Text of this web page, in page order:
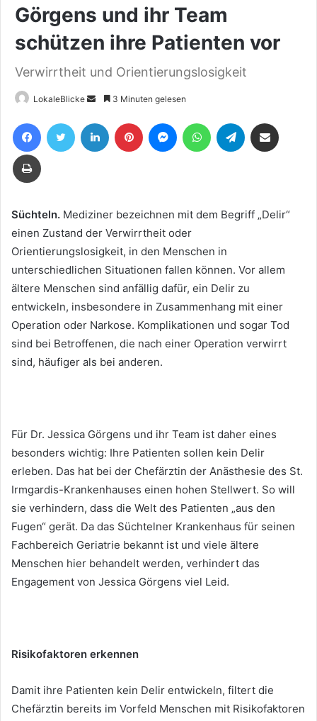
Görgens und ihr Team
schützen ihre Patienten vor
Verwirrtheit und Orientierungslosigkeit
LokaleBlicke
Sende
eine
E-
3 Minuten gelesen
FacebookTwitter LinkedIn Pinterest MessengerWhatsAppTelegram
Drucken
Süchteln. Mediziner bezeichnen mit dem Begriff „Delir“
einen Zustand der Verwirrtheit oder
Orientierungslosigkeit, in den Menschen in
unterschiedlichen Situationen fallen können. Vor allem
ältere Menschen sind anfällig dafür, ein Delir zu
entwickeln, insbesondere in Zusammenhang mit einer
Operation oder Narkose. Komplikationen und sogar Tod
sind bei Betroffenen, die nach einer Operation verwirrt
sind, häufiger als bei anderen.
Für Dr. Jessica Görgens und ihr Team ist daher eines
besonders wichtig: Ihre Patienten sollen kein Delir
erleben. Das hat bei der Chefärztin der Anästhesie des St.
Irmgardis-Krankenhauses einen hohen Stellwert. So will
sie verhindern, dass die Welt des Patienten „aus den
Fugen“ gerät. Da das Süchtelner Krankenhaus für seinen
Fachbereich Geriatrie bekannt ist und viele ältere
Menschen hier behandelt werden, verhindert das
Engagement von Jessica Görgens viel Leid.
Risikofaktoren erkennen
Damit ihre Patienten kein Delir entwickeln, filtert die
Chefärztin bereits im Vorfeld Menschen mit Risikofaktoren